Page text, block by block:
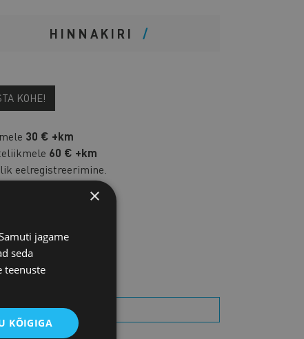
HINNAKIRI
KOHE!
30 € +km
60 € +km
eelregistreerimine.
SÜNDMUST
×
jagame
seda
teenuste
KÕIGIGA